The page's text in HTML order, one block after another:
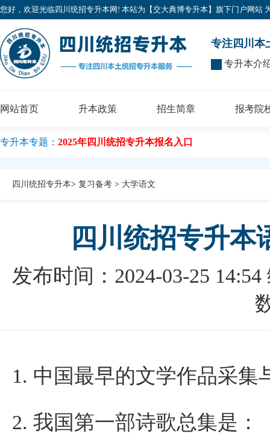
您好，欢迎光临四川统招专升本网! 本站为【交大典博专升本】旗下门户网站
专注四川本
专升本介
网站首页 升本政策 招生简章 报考院
专升本专题： 2025年四川统招专升本报名入口
四川统招专升本> 复习备考 > 大学语文
四川统招专升
发布时间：2024-03-25 14:54
1. 中国最早的文学作品采集
2. 我国第一部诗歌总集是：